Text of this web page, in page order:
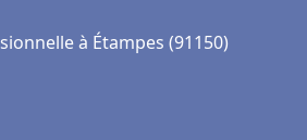
à Étampes (91150)